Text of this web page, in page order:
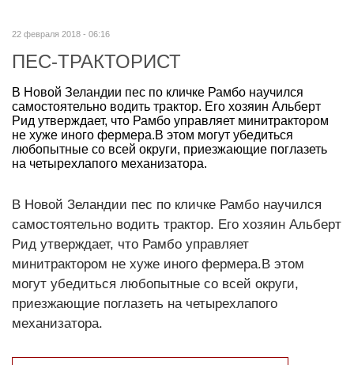
22 февраля 2018 - 06:16
ПЕС-ТРАКТОРИСТ
В Новой Зеландии пес по кличке Рамбо научился
самостоятельно водить трактор. Его хозяин Альберт
Рид утверждает, что Рамбо управляет минитрактором
не хуже иного фермера.В этом могут убедиться
любопытные со всей округи, приезжающие поглазеть
на четырехлапого механизатора.
В Новой Зеландии пес по кличке Рамбо научился
самостоятельно водить трактор. Его хозяин Альберт
Рид утверждает, что Рамбо управляет
минитрактором не хуже иного фермера.В этом
могут убедиться любопытные со всей округи,
приезжающие поглазеть на четырехлапого
механизатора.